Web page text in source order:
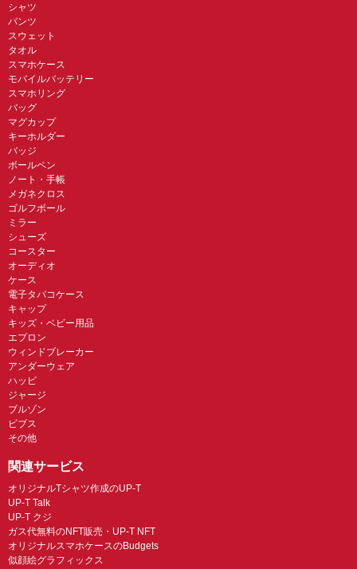
シャツ
パンツ
スウェット
タオル
スマホケース
モバイルバッテリー
スマホリング
バッグ
マグカップ
キーホルダー
バッジ
ボールペン
ノート・手帳
メガネクロス
ゴルフボール
ミラー
シューズ
コースター
オーディオ
ケース
電子タバコケース
キャップ
キッズ・ベビー用品
エプロン
ウィンドブレーカー
アンダーウェア
ハッピ
ジャージ
ブルゾン
ビブス
その他
関連サービス
オリジナルTシャツ作成のUP-T
UP-T Talk
UP-T クジ
ガス代無料のNFT販売・UP-T NFT
オリジナルスマホケースのBudgets
似顔絵グラフィックス